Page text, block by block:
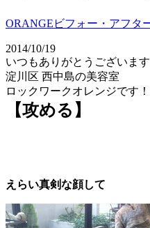
ORANGEビフォー・アフタ
2014/10/19
いつもありがとうございます
淀川区 西中島の美容室
ロックワークオレンジです！
【攻める】
えらい真剣な顔して